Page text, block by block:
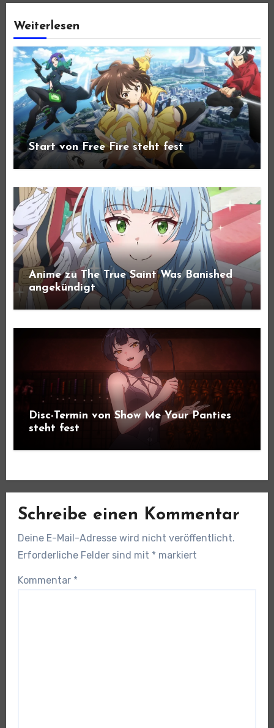
Weiterlesen
Start von Free Fire steht fest
Anime zu The True Saint Was Banished
angekündigt
Disc-Termin von Show Me Your Panties
steht fest
Schreibe einen Kommentar
Deine E-Mail-Adresse wird nicht veröffentlicht.
Erforderliche Felder sind mit * markiert
Kommentar *